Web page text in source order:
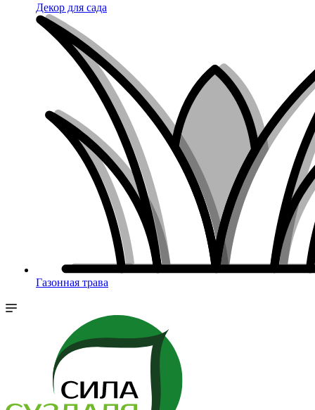
Декор для сада
Газонная трава